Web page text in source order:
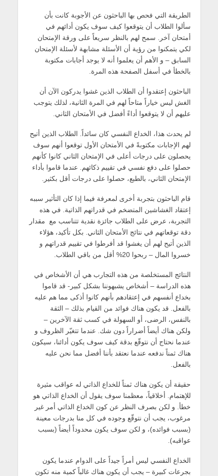
الطريقة التي فحص بها الباحثون عن الأجوبة كانت بأن
سألوا الطلاب أن يتوقعوا كيف سوف يكون أدائهم في
أمتحان آخر. سمح لهم بالنظر سريعاً على ورقة الإمتحان
لكي يتمكنوا من رؤية أن الأسئلة مشابهة لأسئلة الإمتحان
السابق – و الأهم أن يعلموا أنه لا يوجد أجابات مكتوبة
بالخطأ في أسفل الصفحة هذه المرة.
الباحثون إعتقدوا أن الطلاب الذين غشوا يدركون الآن أن
الغش ليس خياراً متاحاً لهم في المرة الثانية، لذلك يتوجب
عليهم أن لا يتوقعوا أداءً أفضل في الأمتحان الثاني.
لم يحدث هذا، الخداع النفسي كان سائداً. الطلاب الذين أتيح
لهم الإجابات مكتوبةً في الأمتحان الأول توقعوا أنهم سوف
يحصلون على درجات أعلى في الإمتحان الثاني كانوا كأنهم
حصلوا على دفع نفسي في تقييم ذكائهم. عندما قاموا بأداء
الإمتحان الثاني، بالطبع، حصلوا على درجات أقل بكثير.
قام الباحثون بتجربة أخرى لمعرفة فيما إذا كان التأثير سببه
إعتقاد الغشاشين المتضخم في قدراتهم الذاتية. في هذه
التجربة، عرض على الطلاب جائزة نقدية تتناسب مع مقدار
دقة توقعاتهم في نتائج الأمتحان الثاني. بكل تأكيد، هؤلاء
الذين أتيح لهم أن يغشوا قد أفرطوا في تقييم قدراتهم و
خسروا المال – ربحوا 20% أقل من باقي الطلاب.
النتائج المستخلصة من هذه التجارب هي أن الأشخاص في
هذه الدراسة – أشخاص يشبهوننا بشكل كبير- قد قاموا
بخداع أنفسهم في إعتقادهم بأنهم كانوا أذكى مما هم عليه
بالفعل. قد يكون هناك فوائد من القيام بذلك – الثقة
بالنفس، الرضى، أو السهولة في كسب ثقة الآخرين –
ولكن هناك أيضاً أضراراً دون شك. عندما تتغيّر الظروف و
عندما نحتاج أن نتوقّع بدقة كيف سوف يكون أدائنا، سيكون
هناك ثمناً ندفعه عندما نعتقد بأننا أفضل مما نحن عليه
بالفعل.
حقيقة أن يكون هناك ثمناً للخداع الذاتي له عواقب مثيرة
للإهتمام. أخلاقياً، معظمنا سوف يقول أن الخداع الذاتي هو
خطأ. و لكن بصرف النظر عن كون الخداع الذاتي أمر غير
مرغوب، يجب أن نتوقّع وجوده في كل منا بدرجات معينة
(بسبب فوائده)، و لكن سوف يكون محدوداً أيضاً (بسبب
عواقبه).
الخداع النفسي ليس أمراً جيداً على الدوام عندما يكون
بجرعات كبيرة – يجب أن يكون هناك غالباً كمية منه تكون